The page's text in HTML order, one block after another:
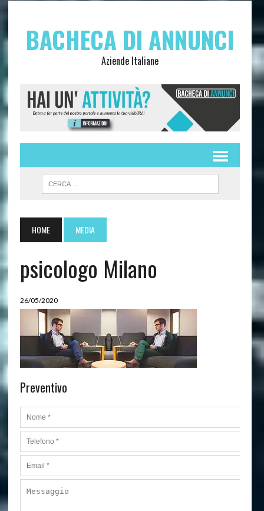
BACHECA DI ANNUNCI
Aziende Italiane
HOME MEDIA
psicologo Milano
26/05/2020
Preventivo